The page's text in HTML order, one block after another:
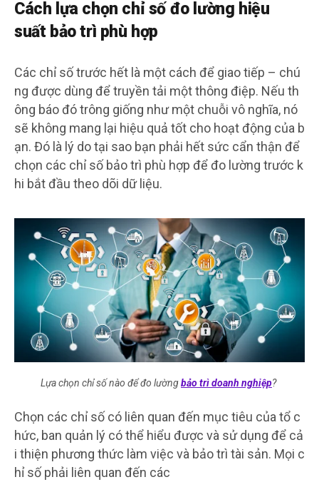
Cách lựa chọn chỉ số đo lường hiệu
suất bảo trì phù hợp
Các chỉ số trước hết là một cách để giao tiếp – chú
ng được dùng để truyền tải một thông điệp. Nếu th
ông báo đó trông giống như một chuỗi vô nghĩa, nó
sẽ không mang lại hiệu quả tốt cho hoạt động của b
ạn. Đó là lý do tại sao bạn phải hết sức cẩn thận để
chọn các chỉ số bảo trì phù hợp để đo lường trước k
hi bắt đầu theo dõi dữ liệu.
Lựa chọn chỉ số nào để đo lườngbảo trì doanh nghiệp?
Chọn các chỉ số có liên quan đến mục tiêu của tổ c
hức, ban quản lý có thể hiểu được và sử dụng để cả
i thiện phương thức làm việc và bảo trì tài sản. Mọi c
hỉ số phải liên quan đến các